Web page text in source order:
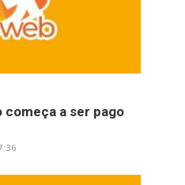
começa a ser pago